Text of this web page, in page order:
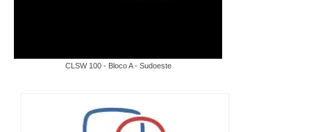
CLSW 100 - Bloco A - Sudoeste